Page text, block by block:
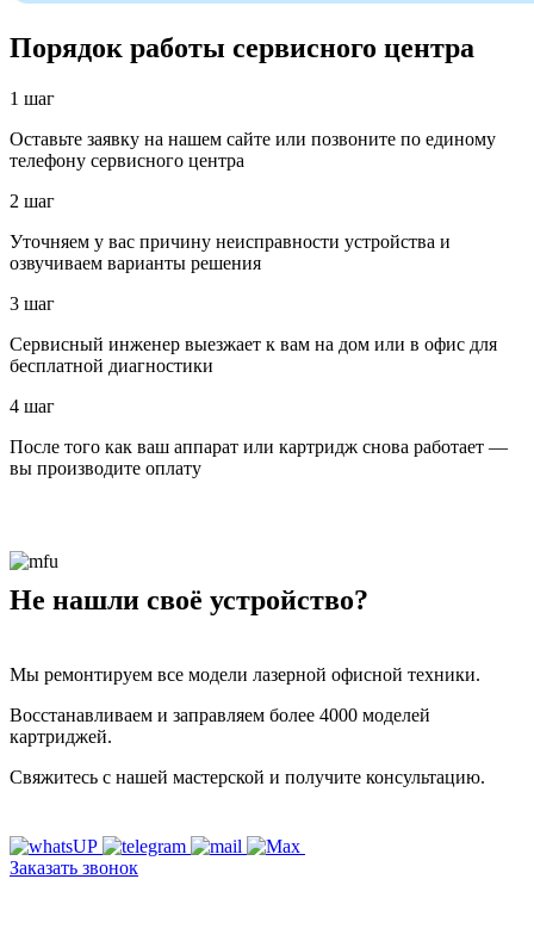
Порядок работы сервисного центра
1 шаг
Оставьте заявку на нашем сайте или позвоните по единому
телефону сервисного центра
2 шаг
Уточняем у вас причину неисправности устройства и
озвучиваем варианты решения
3 шаг
Сервисный инженер выезжает к вам на дом или в офис для
бесплатной диагностики
4 шаг
После того как ваш аппарат или картридж снова работает —
вы производите оплату
Не нашли своё устройство?
Мы ремонтируем все модели лазерной офисной техники.
Восстанавливаем и заправляем более 4000 моделей
картриджей.
Свяжитесь с нашей мастерской и получите консультацию.
Заказать звонок